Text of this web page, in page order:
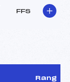
FFS
Rang